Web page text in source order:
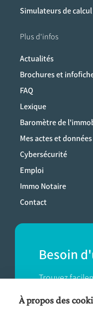
Simulateurs de calcul
Plus d'infos
Actualités
Brochures et
FAQ
Lexique
Baromètre de
Mes actes et données
Cybersécurité
Emploi
Immo Notaire
Contact
Besoin
Trouvez
près de chez
À propos des